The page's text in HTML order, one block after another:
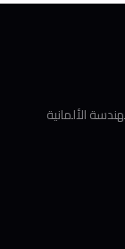
الألمانية